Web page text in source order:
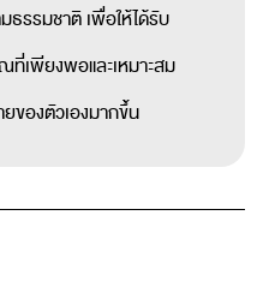
รรมชาติ เพื่อให้ได้รับ
ที่เพียงพอและเหมาะสม
ยของตัวเองมากขึ้น